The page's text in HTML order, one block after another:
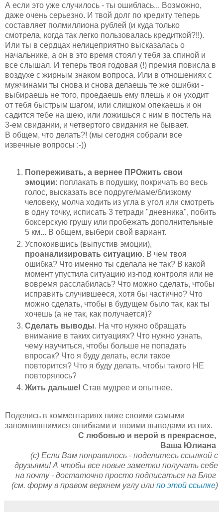
А если это уже случилось - ты ошиблась... Возможно,
даже очень серьезно. И твой долг по кредиту теперь
составляет полмиллиона рублей (и куда только
смотрела, когда так легко пользовалась кредиткой?!!).
Или ты в сердцах нелицеприятно высказалась о
начальнике, а он в это время стоял у тебя за спиной и
все слышал. И теперь твоя годовая (!) премия повисла в
воздухе с жирным знаком вопроса. Или в отношениях с
мужчинами ты снова и снова делаешь те же ошибки -
выбираешь не того, проедаешь ему плешь и он уходит
от тебя быстрым шагом, или слишком опекаешь и он
садится тебе на шею, или ложишься с ним в постель на
3-ем свидании, и четвертого свидания не бывает.
В общем, что делать?! (мы сегодня собрали все
извечные вопросы :-))
Попереживать, а вернее ПРОжить свои
эмоции: поплакать в подушку, покричать во весь
голос, высказать все подруге/маме/близкому
человеку, молча ходить из угла в угол или смотреть
в одну точку, исписать 3 тетради "дневника", побить
боксерскую грушу или пробежать дополнительные
5 км... В общем, выбери свой вариант.
Успокоившись (выпустив эмоции),
проанализировать ситуацию. В чем твоя
ошибка? Что именно ты сделала не так? В какой
момент упустила ситуацию из-под контроля или не
вовремя расслабилась? Что можно сделать, чтобы
исправить случившееся, хотя бы частично? Что
можно сделать, чтобы в будущем было так, как ты
хочешь (а не так, как получается)?
Сделать выводы. На что нужно обращать
внимание в таких ситуациях? Что нужно узнать,
чему научиться, чтобы больше не попадать
впросак? Что я буду делать, если такое
повторится? Что я буду делать, чтобы такого НЕ
повторялось?
Жить дальше! Став мудрее и опытнее.
Поделись в комментариях ниже своими самыми
запомнившимися ошибками и твоими выводами из них.
C любовью и верой в прекрасное,
Ваша Юлиана
(с) Если Вам понравилось - поделитесь ссылкой с
друзьями! А чтобы все новые заметки получать себе
на почту - достаточно просто подписаться на Блог
(см. форму в правом верхнем углу или по этой ссылке)